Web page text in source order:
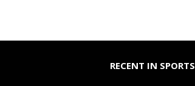
RECENT IN SPORTS